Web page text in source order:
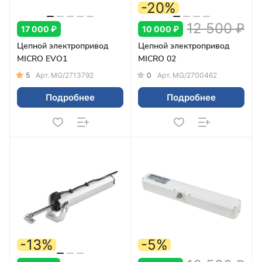
которых требует привлечения
специалистов, значительных расходов.
17 000 ₽
Цепной электропривод
MICRO EVO1
5 Арт. MG/2713792
Подробнее
-20%
10 000 ₽ 12 500 ₽
Цепной электропривод
MICRO 02
0 Арт. MG/2700462
Подробнее
-13% -5%